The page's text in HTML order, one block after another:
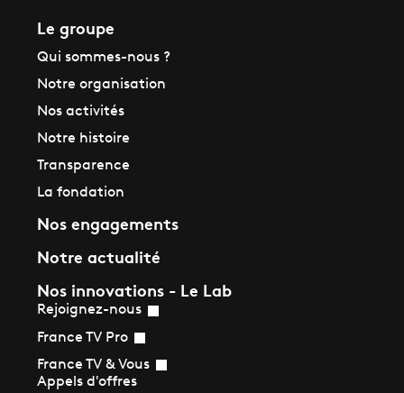
Le groupe
Qui sommes-nous ?
Notre organisation
Nos activités
Notre histoire
Transparence
La fondation
Nos engagements
Notre actualité
Nos innovations - Le Lab
Rejoignez-nous
France TV Pro
France TV & Vous
Appels d'offres